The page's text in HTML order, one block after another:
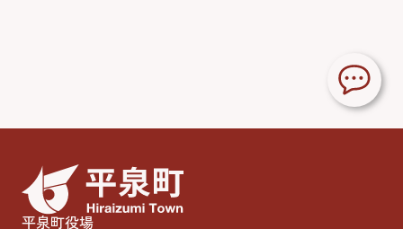
平泉町役場